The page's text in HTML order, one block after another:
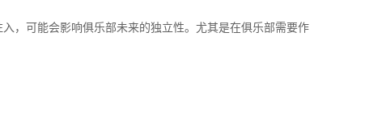
，可能会影响俱乐部未来的独立性。尤其是在俱乐部需要作